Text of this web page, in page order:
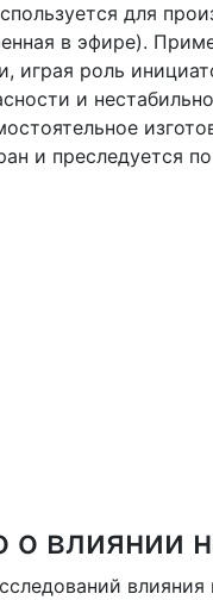
для
в эфире).
играя роль
и
и преследуется
влиянии
влияния